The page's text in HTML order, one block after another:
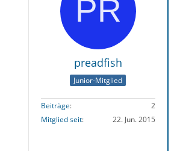
preadfish
Junior-Mitglied
Beiträge
2
Mitglied seit
22. Jun. 2015